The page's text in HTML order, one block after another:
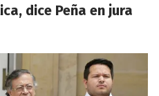
dice Peña en jura